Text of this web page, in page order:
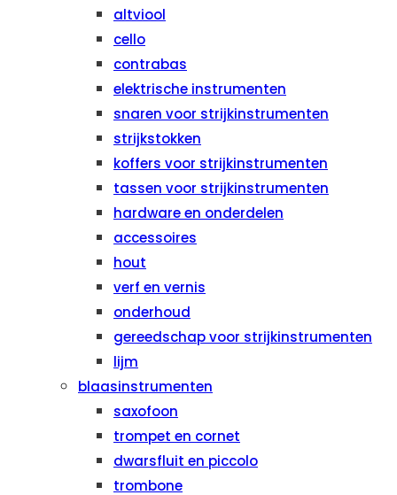
altviool
cello
contrabas
elektrische instrumenten
snaren voor strijkinstrumenten
strijkstokken
koffers voor strijkinstrumenten
tassen voor strijkinstrumenten
hardware en onderdelen
accessoires
hout
verf en vernis
onderhoud
gereedschap voor strijkinstrumenten
lijm
blaasinstrumenten
saxofoon
trompet en cornet
dwarsfluit en piccolo
trombone